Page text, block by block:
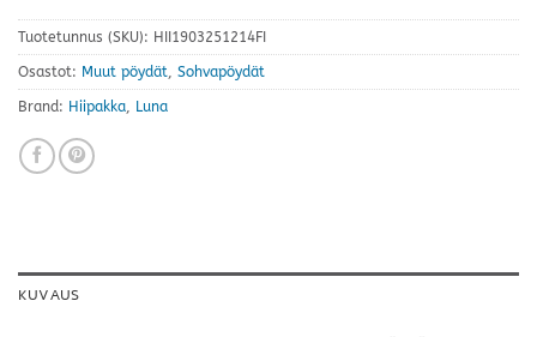
Tuotetunnus (SKU): HII1903251214FI
Osastot: Muut pöydät, Sohvapöydät
Brand: Hiipakka, Luna
KUVAUS